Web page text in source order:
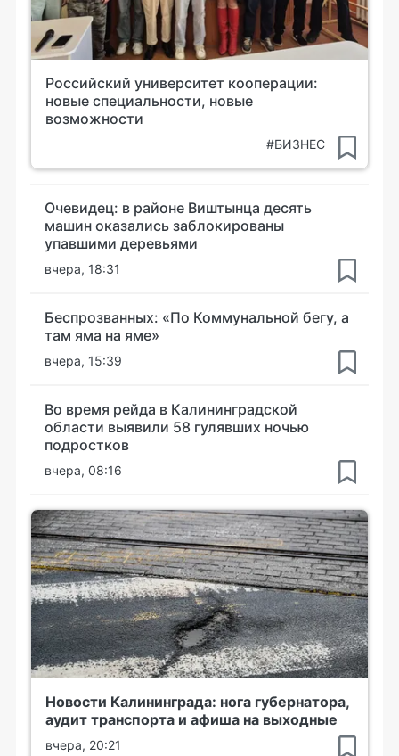
Российский университет кооперации:
новые специальности, новые
возможности
#БИЗНЕС
Очевидец: в районе Виштынца десять
машин оказались заблокированы
упавшими деревьями
вчера, 18:31
Беспрозванных: «По Коммунальной бегу, а
там яма на яме»
вчера, 15:39
Во время рейда в Калининградской
области выявили 58 гулявших ночью
подростков
вчера, 08:16
Новости Калининграда: нога губернатора,
аудит транспорта и афиша на выходные
вчера, 20:21